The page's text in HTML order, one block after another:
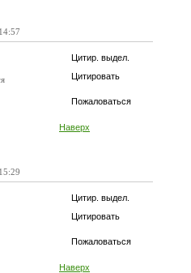
Цитир. выдел.
Цитировать
Пожаловаться
Наверх
Цитир. выдел.
Цитировать
Пожаловаться
Наверх